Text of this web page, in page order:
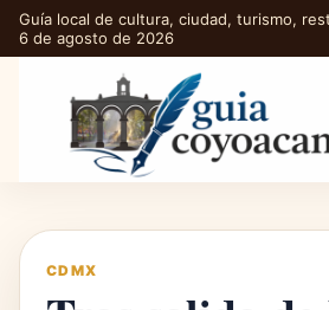
Guía local de cultura, ciudad, turismo,
6 de agosto de 2026
CDMX